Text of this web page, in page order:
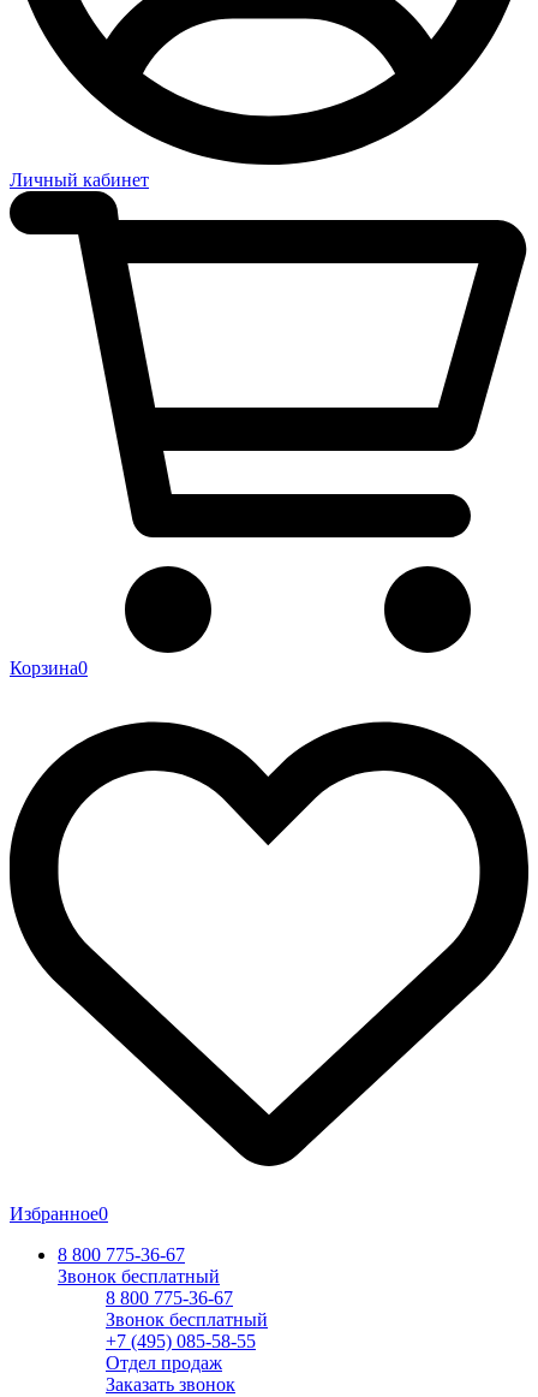
Личный кабинет
Корзина0
Избранное0
8 800 775-36-67
Звонок бесплатный
8 800 775-36-67
Звонок бесплатный
+7 (495) 085-58-55
Отдел продаж
Заказать звонок